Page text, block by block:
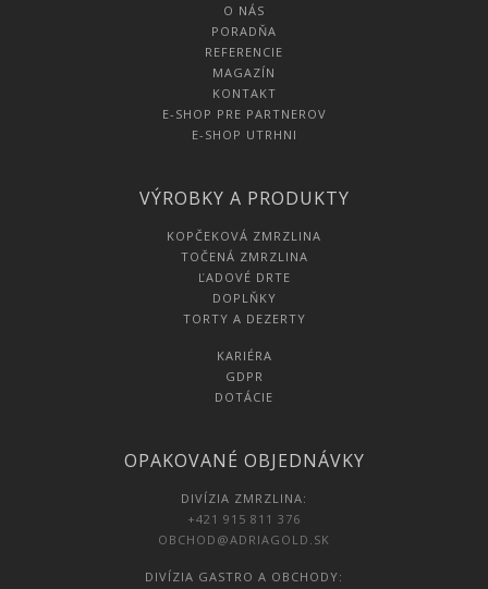
O NÁS
PORADŇA
REFERENCIE
MAGAZÍN
KONTAKT
E-SHOP PRE PARTNEROV
E-SHOP UTRHNI
VÝROBKY A PRODUKTY
KOPČEKOVÁ ZMRZLINA
TOČENÁ ZMRZLINA
ĽADOVÉ DRTE
DOPLŇKY
TORTY A DEZERTY
KARIÉRA
GDPR
DOTÁCIE
OPAKOVANÉ OBJEDNÁVKY
DIVÍZIA ZMRZLINA:
+421 915 811 376
OBCHOD@ADRIAGOLD.SK
DIVÍZIA GASTRO A OBCHODY: